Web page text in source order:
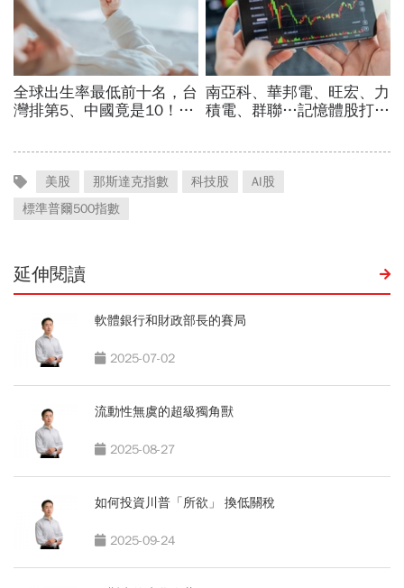
美股 那斯達克指數 科技股
AI股
標準普爾500指數
延伸閱讀
軟體銀行和財政部長的賽局
2025-07-02
流動性無虞的超級獨角獸
2025-08-27
如何投資川普「所欲」 換低關稅
2025-09-24